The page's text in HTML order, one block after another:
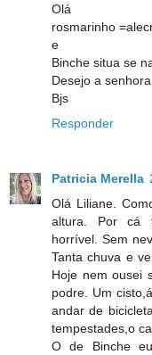
Olá
rosmarinho
e
Binche situa se
Desejo a
Bjs
Responder
Patricia Merella
Olá Liliane.
altura. Por cá
horrível. Sem
Tanta chuva e
Hoje nem ousei
podre. Um
andar de
tempestades,o
O de Binche